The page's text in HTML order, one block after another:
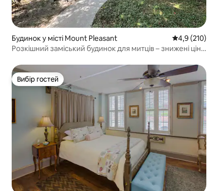
Будинок у місті Mount Pleasant Середня
4,9 (210)
Розкішний заміський будинок для митців – знижені ціни
Вибір гостей
Вибір гостей